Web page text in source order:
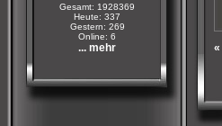
Gesamt: 1928369
Heute: 337
Gestern: 269
Online: 6
... mehr «